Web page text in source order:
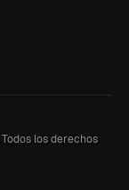
Todos los derechos